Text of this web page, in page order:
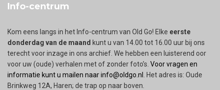
Info-centrum
Kom eens langs in het Info-centrum van Old Go! Elke eerste
donderdag van de maand kunt u van 14.00 tot 16.00 uur bij ons
terecht voor inzage in ons archief. We hebben een luisterend oor
voor uw (oude) verhalen met of zonder foto’s. Voor vragen en
informatie kunt u mailen naar info@oldgo.nl
. Het adres is: Oude
Brinkweg 12A, Haren; de trap op naar boven.